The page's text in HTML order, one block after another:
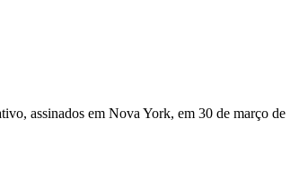
assinados em Nova York, em 30 de março de